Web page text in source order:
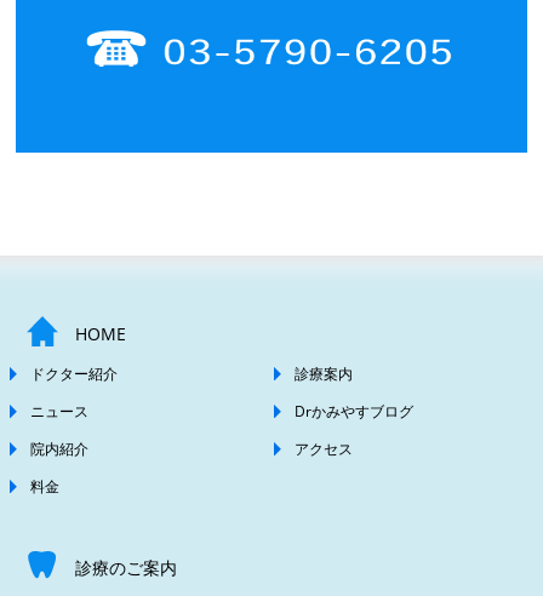
HOME
ドクター紹介
診療案内
ニュース
Drかみやすブログ
院内紹介
アクセス
料金
診療のご案内